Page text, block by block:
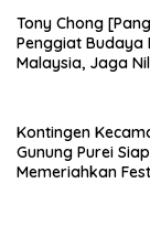
Tony Chong
Penggiat Budaya
Malaysia, Jaga
Kontingen
Gunung Purei Siap
Memeriahkan